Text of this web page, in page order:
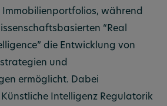
während
“Real
die Entwicklung von
und
ermöglicht. Dabei
Intelligenz Regulatorik